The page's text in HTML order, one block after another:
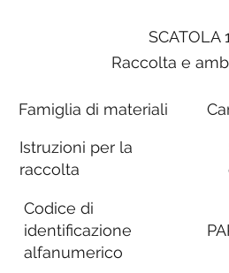
SCATOLA
Raccolta e
Famiglia di materiali
Istruzioni per la
raccolta
Codice di
identificazione
alfanumerico